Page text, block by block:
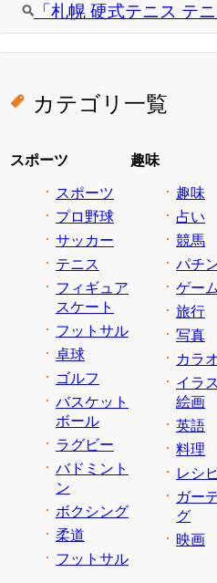
「札幌 硬式テニス テ
カテゴリ一覧
スポーツ
スポーツ
プロ野球
サッカー
テニス
フィギュア
スケート
フットサル
卓球
ゴルフ
バスケット
ボール
ラグビー
バドミント
ン
ボクシング
柔道
フットサル
趣味
趣味
占い
競馬
パチ
ゲーム
旅行
写真
カラ
イラ
絵画
英語
料理
レシ
ガー
グ
映画